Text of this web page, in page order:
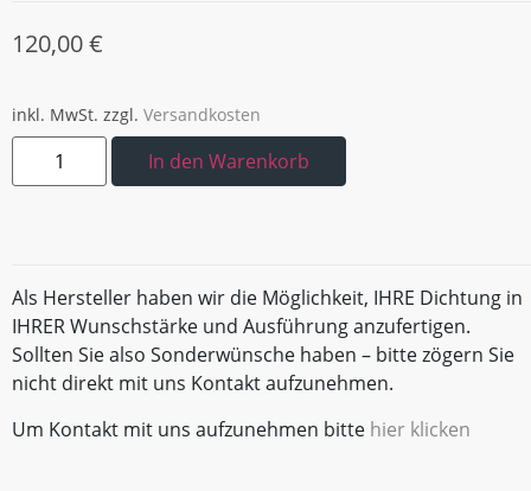
120,00€
inkl. MwSt. zzgl. Versandkosten
In den Warenkorb
Als Hersteller haben wir die Möglichkeit, IHRE Dichtung in
IHRER Wunschstärke und Ausführung anzufertigen.
Sollten Sie also Sonderwünsche haben – bitte zögern Sie
nicht direkt mit uns Kontakt aufzunehmen.
Um Kontakt mit uns aufzunehmen bitte hier klicken